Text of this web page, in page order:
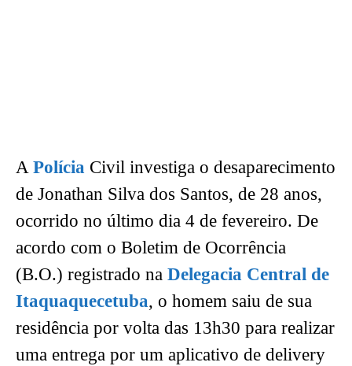
A Polícia Civil investiga o desaparecimento
de Jonathan Silva dos Santos, de 28 anos,
ocorrido no último dia 4 de fevereiro. De
acordo com o Boletim de Ocorrência
(B.O.) registrado na Delegacia Central de
Itaquaquecetuba, o homem saiu de sua
residência por volta das 13h30 para realizar
uma entrega por um aplicativo de delivery